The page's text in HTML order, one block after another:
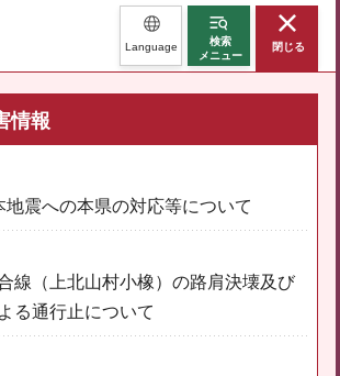
Language
検索
メニュー
閉じる
情報
地震への本県の対応等について
線（上北山村小橡）の路肩決壊及び
る通行止について